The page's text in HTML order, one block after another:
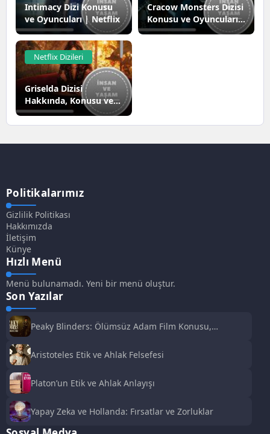
Intimacy Dizi Konusu
ve Oyuncuları | Netflix
Cracow Monsters Dizisi
Konusu ve Oyuncuları |
Netflix
Netflix Dizileri
Griselda Dizisi
Hakkında, Konusu ve
Oyuncuları | Netflix
Politikalarımız
Gizlilik Politikası
Hakkımızda
İletişim
Künye
Hızlı Menü
Menü bulunamadı. Yeni bir menü oluştur.
Son Yazılar
Peaky Blinders: Ölümsüz Adam Film Konusu,
Aristoteles Etik ve Ahlak Felsefesi
Platon’un Etik ve Ahlak Anlayışı
Yapay Zeka ve Hollanda: Fırsatlar ve Zorluklar